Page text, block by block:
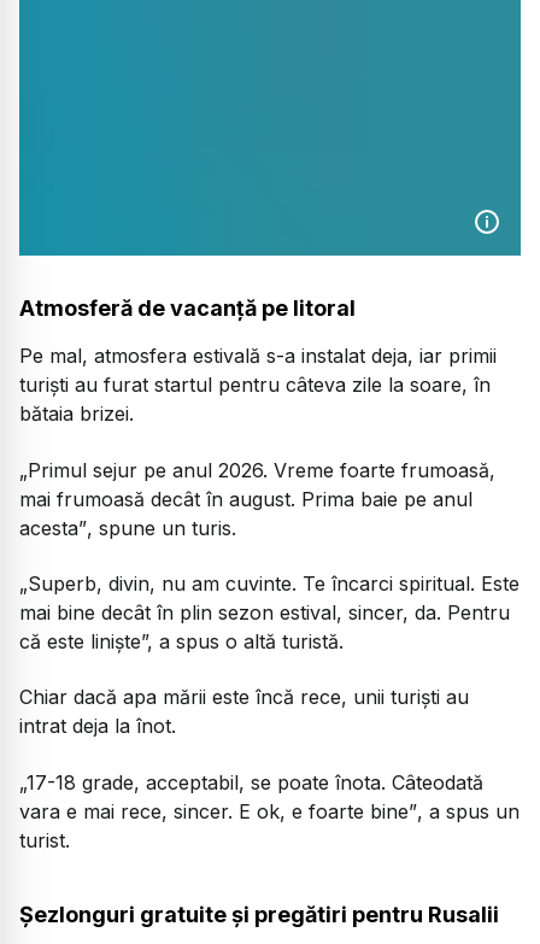
Atmosferă de vacanță pe litoral
Pe mal, atmosfera estivală s-a instalat deja, iar primii
turiști au furat startul pentru câteva zile la soare, în
bătaia brizei.
„Primul sejur pe anul 2026. Vreme foarte frumoasă,
mai frumoasă decât în august. Prima baie pe anul
acesta”, spune un turis.
„Superb, divin, nu am cuvinte. Te încarci spiritual. Este
mai bine decât în plin sezon estival, sincer, da. Pentru
că este liniște”, a spus o altă turistă.
Chiar dacă apa mării este încă rece, unii turiști au
intrat deja la înot.
„17-18 grade, acceptabil, se poate înota. Câteodată
vara e mai rece, sincer. E ok, e foarte bine”, a spus un
turist.
Șezlonguri gratuite și pregătiri pentru Rusalii